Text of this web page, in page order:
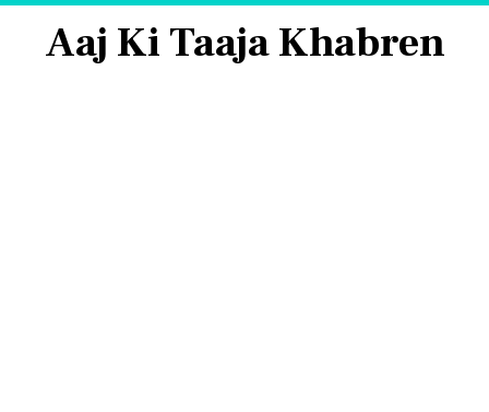
Aaj Ki Taaja Khabren